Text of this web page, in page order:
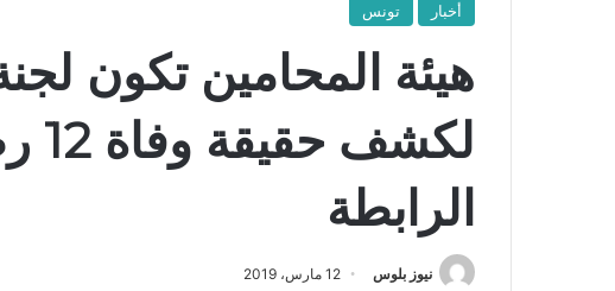
أخبار تونس
هيئة المحامين تكون
الرابطة
نيوز بلوس 12 مارس، 2019